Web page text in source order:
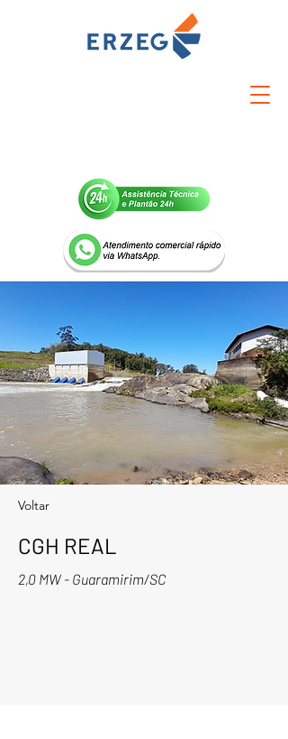
Voltar
CGH REAL
2,0 MW - Guaramirim/SC